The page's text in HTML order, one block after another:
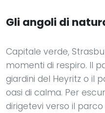
Gli angoli di
Capitale verde,
momenti di respiro. Il
giardini del Heyritz o il
oasi di calma. Per
dirigetevi verso il